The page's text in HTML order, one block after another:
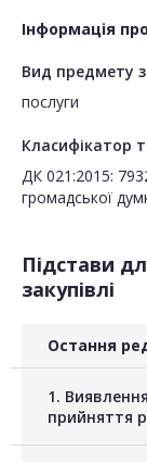
Інформація
Вид предмету
послуги
Класифікатор
ДК 021:2015:
громадської
Підстави
закупівлі
Остання
1.
прийняття